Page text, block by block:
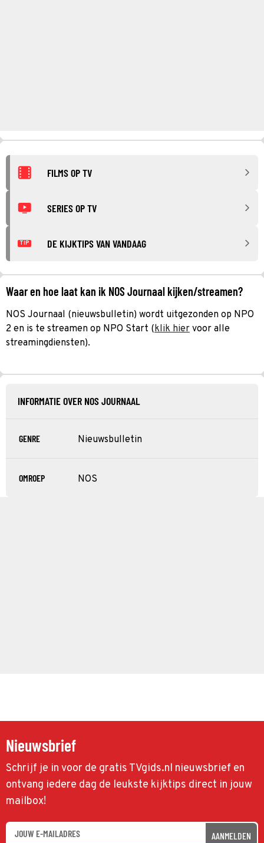
FILMS OP TV
SERIES OP TV
TIP DE KIJKTIPS VAN VANDAAG
Waar en hoe laat kan ik NOS Journaal kijken/streamen?
NOS Journaal (nieuwsbulletin) wordt uitgezonden op NPO
2 en is te streamen op NPO Start (klik hier voor alle
streamingdiensten).
INFORMATIE OVER NOS JOURNAAL
GENRE Nieuwsbulletin
OMROEP NOS
Nieuwsbrief
Schrijf je in voor de gratis TVgids.nl nieuwsbrief en
ontvang iedere dag de leukste kijktips direct in jouw
mailbox!
AANMELDEN